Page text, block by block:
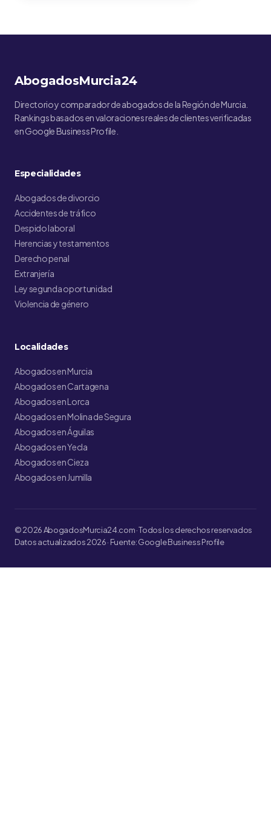
AbogadosMurcia24
Directorio y comparador de abogados de la Región de Murcia.
Rankings basados en valoraciones reales de clientes verificadas
en Google Business Profile.
Especialidades
Abogados de divorcio
Accidentes de tráfico
Despido laboral
Herencias y testamentos
Derecho penal
Extranjería
Ley segunda oportunidad
Violencia de género
Localidades
Abogados en Murcia
Abogados en Cartagena
Abogados en Lorca
Abogados en Molina de Segura
Abogados en Águilas
Abogados en Yecla
Abogados en Cieza
Abogados en Jumilla
© 2026 AbogadosMurcia24.com · Todos los derechos reservados
Datos actualizados 2026 · Fuente: Google Business Profile